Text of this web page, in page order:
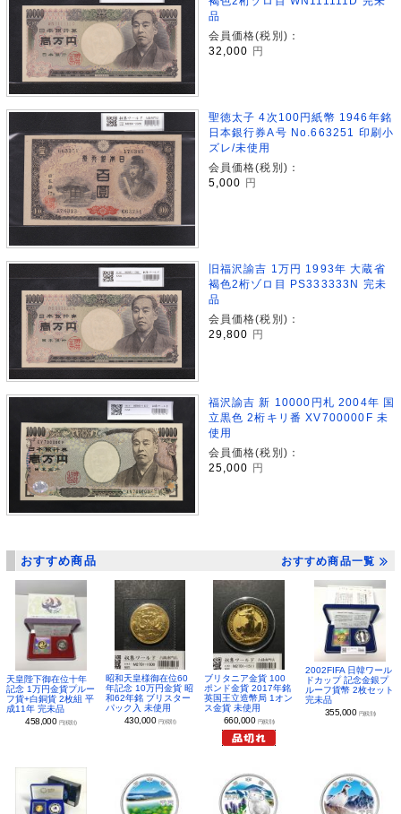
品
会員価格(税別)：
32,000
円
聖徳太子 4次100円紙幣 1946年銘
日本銀行券A号 No.663251 印刷小
ズレ/未使用
会員価格(税別)：
5,000 円
旧福沢諭吉 1万円 1993年 大蔵省
褐色2桁ゾロ目 PS333333N 完未
品
会員価格(税別)：
29,800
円
福沢諭吉 新 10000円札 2004年 国
立黒色 2桁キリ番 XV700000F 未
使用
会員価格(税別)：
25,000 円
おすすめ商品 おすすめ商品一覧
天皇陛下御在位十年
記念 1万円金貨プルー
フ貨+白銅貨 2枚組 平
成11年 完未品
458,000 円(税別)
昭和天皇様御在位60
年記念 10万円金貨 昭
和62年銘 ブリスター
パック入 未使用
430,000 円(税別)
ブリタニア金貨 100
ポンド金貨 2017年銘
英国王立造幣局 1オン
ス金貨 未使用
660,000 円(税別)
2002FIFA 日韓ワール
ドカップ 記念金銀プ
ルーフ貨幣 2枚セット
完未品
355,000 円(税別)